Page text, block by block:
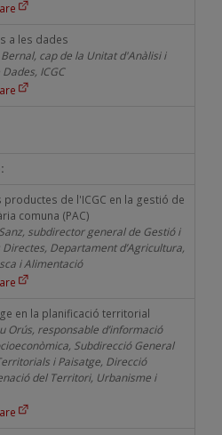
a les dades
cap de la Unitat d'Anàlisi i
ICGC
productes de l'ICGC en la gestió de
comuna (PAC)
subdirector general de Gestió i
Departament d’Agricultura,
i Alimentació
en la planificació territorial
Orús, responsable d’informació
Subdirecció General
i Paisatge, Direcció
del Territori, Urbanisme i